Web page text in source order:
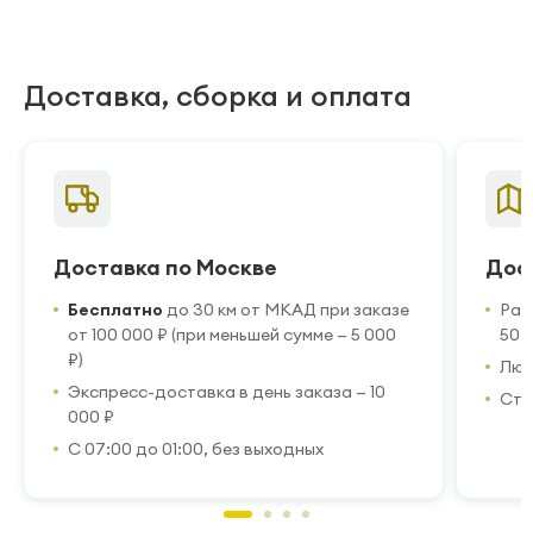
Доставка, сборка и оплата
Доставка по Москве
Бесплатно до 30 км от МКАД при заказе
от 100 000 ₽ (при меньшей сумме — 5 000
₽)
Экспресс-доставка в день заказа — 10
000 ₽
С 07:00 до 01:00, без выходных
50